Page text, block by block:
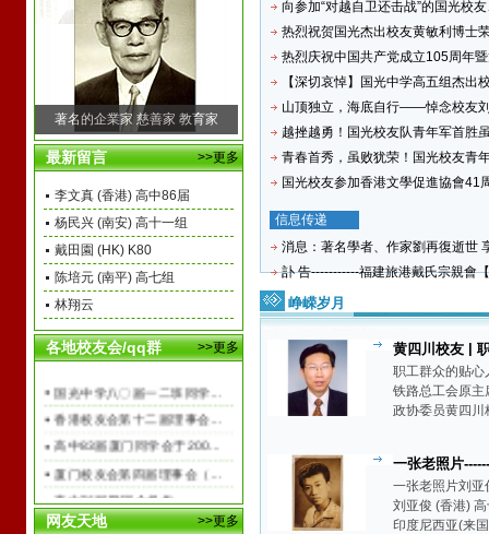
黄埔军校校歌-----------硬笔书法:吴
《风入松•战巴威》--------黄乐耕 (
五缘湾迷宫荷塘--荷池—金莲 金莲
潘志敏原创诗词曲联文-----作者：
著名的企業家 慈善家 教育家
最新留言 >>更多
李文真 (香港) 高中86届
杨民兴 (南安) 高十一组
戴田園 (HK) K80
陈培元 (南平) 高七组
林翔云
各地校友会/qq群 >>更多
国光中学八〇届一二班同学...
香港校友会第十二届理事会...
高中83届厦门同学会于200...
厦门校友会第四届理事会（...
高中76届联谊会机构
菲律宾校友会第十九、廿届...
网友天地 >>更多
向参加“对越自卫还击战”的国光校
热烈祝贺国光杰出校友黄敏利博士
热烈庆祝中国共产党成立105周年
【深切哀悼】国光中学高五组杰出
山顶独立，海底自行——悼念校友
越挫越勇！国光校友队青年军首胜
青春首秀，虽败犹荣！国光校友青
国光校友参加香港文學促進協會41
信息传递
消息：著名學者、作家劉再復逝世
訃 告-----------福建旅港戴氏宗親會
峥嵘岁月
黄四川校友 |
人-----北京交通大
职工群众的贴
铁路总工会原
政协委员黄四川
一张老照片
港)高十组【峥嵘岁
一张老照片刘亚
刘亚俊 (香港)
印度尼西亚(来